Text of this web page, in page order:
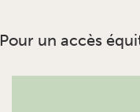
Pour un accès